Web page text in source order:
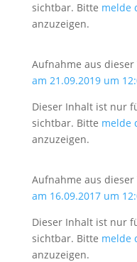
sichtbar. Bitte melde
anzuzeigen.
Aufnahme aus
am 21.09.2019 um
Dieser Inhalt ist nur
sichtbar. Bitte melde
anzuzeigen.
Aufnahme aus
am 16.09.2017 um
Dieser Inhalt ist nur
sichtbar. Bitte melde
anzuzeigen.